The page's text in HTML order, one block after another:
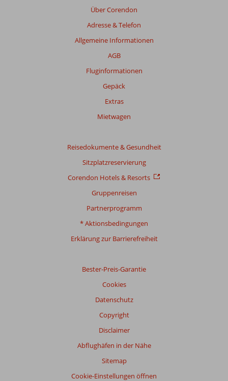
Über Corendon
Adresse & Telefon
Allgemeine Informationen
AGB
Fluginformationen
Gepäck
Extras
Mietwagen
Reisedokumente & Gesundheit
Sitzplatzreservierung
Corendon Hotels & Resorts
Gruppenreisen
Partnerprogramm
* Aktionsbedingungen
Erklärung zur Barrierefreiheit
Bester-Preis-Garantie
Cookies
Datenschutz
Copyright
Disclaimer
Abflughäfen in der Nähe
Sitemap
Cookie-Einstellungen öffnen